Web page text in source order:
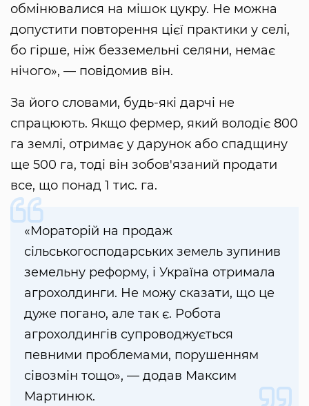
обмінювалися на мішок цукру. Не можна
допустити повторення цієї практики у селі,
бо гірше, ніж безземельні селяни, немає
нічого», — повідомив він.
За його словами, будь-які дарчі не
спрацюють. Якщо фермер, який володіє 800
га землі, отримає у дарунок або спадщину
ще 500 га, тоді він зобов'язаний продати
все, що понад 1 тис. га.
«Мораторій на продаж
сільськогосподарських земель зупинив
земельну реформу, і Україна отримала
агрохолдинги. Не можу сказати, що це
дуже погано, але так є. Робота
агрохолдингів супроводжується
певними проблемами, порушенням
сівозмін тощо», — додав Максим
Мартинюк.